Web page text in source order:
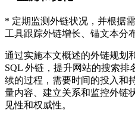
* 定期监测外链状况，并根据
工具跟踪外链增长、锚文本分
通过实施本文概述的外链规划
SQL 外链，提升网站的搜索
续的过程，需要时间的投入和
量内容、建立关系和监控外链
见性和权威性。